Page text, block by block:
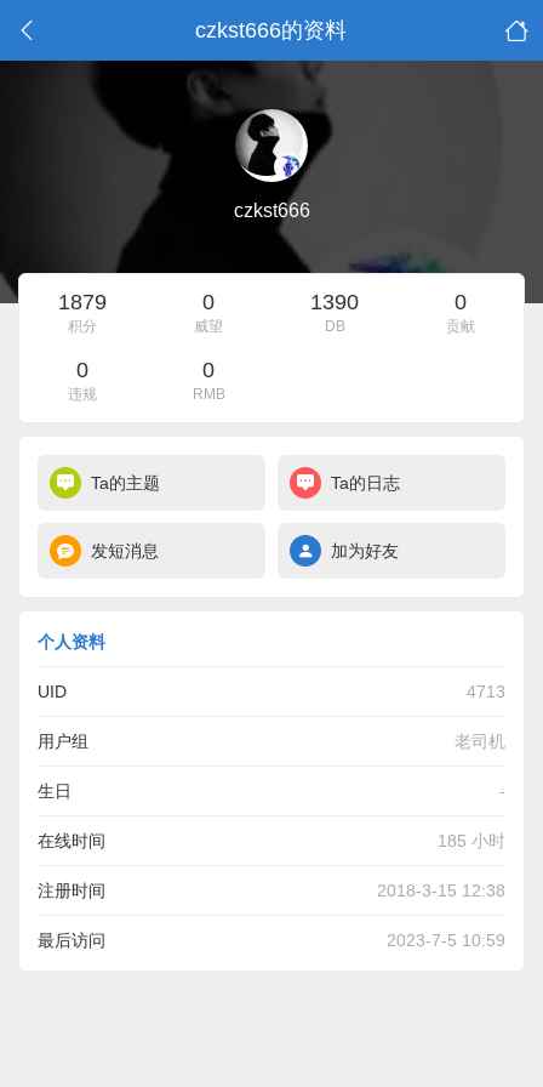
czkst666的资料
czkst666
1879
积分
0
威望
1390
DB
0
贡献
0
违规
0
RMB
Ta的主题 Ta的日志
发短消息 加为好友
个人资料
UID 4713
用户组 老司机
生日 -
在线时间 185 小时
注册时间 2018-3-15 12:38
最后访问 2023-7-5 10:59